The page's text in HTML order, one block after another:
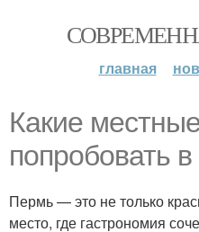
главная
Какие
попробовать
Пермь — это не только
место, где гастрономия